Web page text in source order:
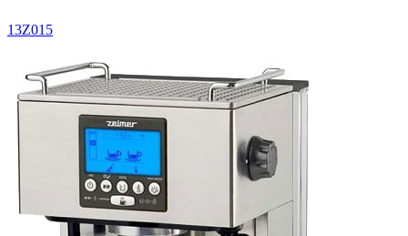
13Z015